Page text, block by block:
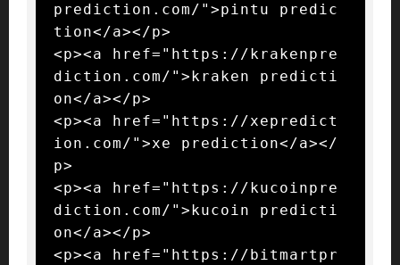
prediction.com/">pintu predic
tion</a></p>
<p><a href="https://krakenpre
diction.com/">kraken predicti
on</a></p>
<p><a href="https://xepredict
ion.com/">xe prediction</a></
p>
<p><a href="https://kucoinpre
diction.com/">kucoin predicti
on</a></p>
<p><a href="https://bitmartpr